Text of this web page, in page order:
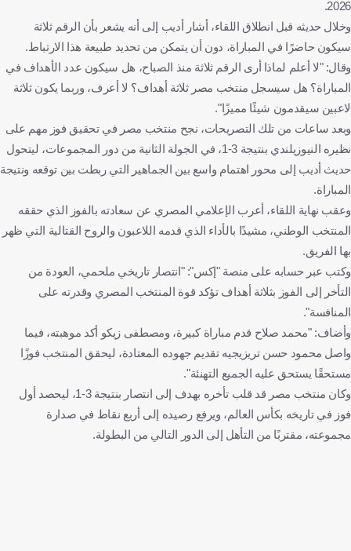
2026.
وخلال حديثه قبل انطلاق اللقاء، أشار أديب إلى أنه يشعر بأن الرقم ثلاثة
سيكون حاضرًا في المباراة، دون أن يتمكن من تحديد طبيعة هذا الارتباط.
وقال: "لا أعلم لماذا أرى الرقم ثلاثة منذ الصباح، هل سيكون عدد الأهداف في
المباراة؟ هل سيسجل منتخب مصر ثلاثة أهداف؟ لا أعرف، وربما يكون ثلاثة
لاعبين سيقدمون شيئًا مميزًا".
وبعد ساعات من تلك التصريحات، نجح منتخب مصر في تحقيق فوز مهم على
نظيره النيوزيلندي بنتيجة 3-1، في الجولة الثانية من دور المجموعات، ليتحول
حديث أديب إلى محور اهتمام واسع بين الجماهير التي ربطت بين توقعه ونتيجة
المباراة.
وعقب نهاية اللقاء، أعرب الإعلامي المصري عن سعادته بالفوز الذي حققه
المنتخب الوطني، مشيدًا بالأداء الذي قدمه اللاعبون والروح القتالية التي ظهر
بها الفريق.
وكتب عبر حسابه على منصة "إكس": "انتصار تاريخي ملحمي، العودة من
التأخر إلى الفوز بثلاثة أهداف تؤكد قوة المنتخب المصري وقدرته على
المنافسة".
وأضاف: "محمد صلاح قدم مباراة كبيرة، ومصطفى زيكو أكد موهبته، فيما
واصل محمود حسن تريزيجيه تقديم جهوده المعتادة، ليحقق المنتخب فوزًا
مستحقًا يستحق عليه الجميع التهنئة".
وكان منتخب مصر قد قلب تأخره بهدف إلى انتصار بنتيجة 3-1، ليحصد أول
فوز في تاريخه بكأس العالم، ويرفع رصيده إلى أربع نقاط في صدارة
مجموعته، مقتربًا من التأهل إلى الدور التالي من البطولة.